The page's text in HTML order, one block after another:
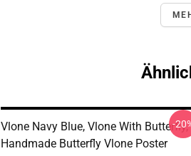
Vlone Navy Blue, Vlone With Butterfly,
Handmade Butterfly Vlone Poster
-